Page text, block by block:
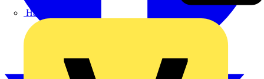
Hardy Schmitz